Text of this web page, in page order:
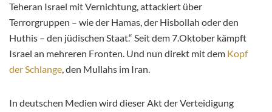
Teheran Israel mit Vernichtung, attackiert über
Terrorgruppen – wie der Hamas, der Hisbollah oder den
Huthis – den jüdischen Staat.“ Seit dem 7.Oktober kämpft
Israel an mehreren Fronten. Und nun direkt mit dem Kopf
der Schlange, den Mullahs im Iran.
In deutschen Medien wird dieser Akt der Verteidigung